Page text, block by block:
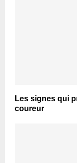
Les signes qui
coureur